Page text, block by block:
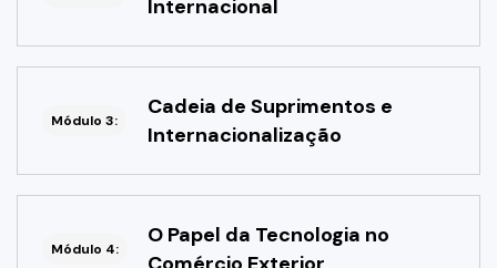
Internacional
Módulo 3:
Cadeia de Suprimentos e
Internacionalização
Módulo 4:
O Papel da Tecnologia no